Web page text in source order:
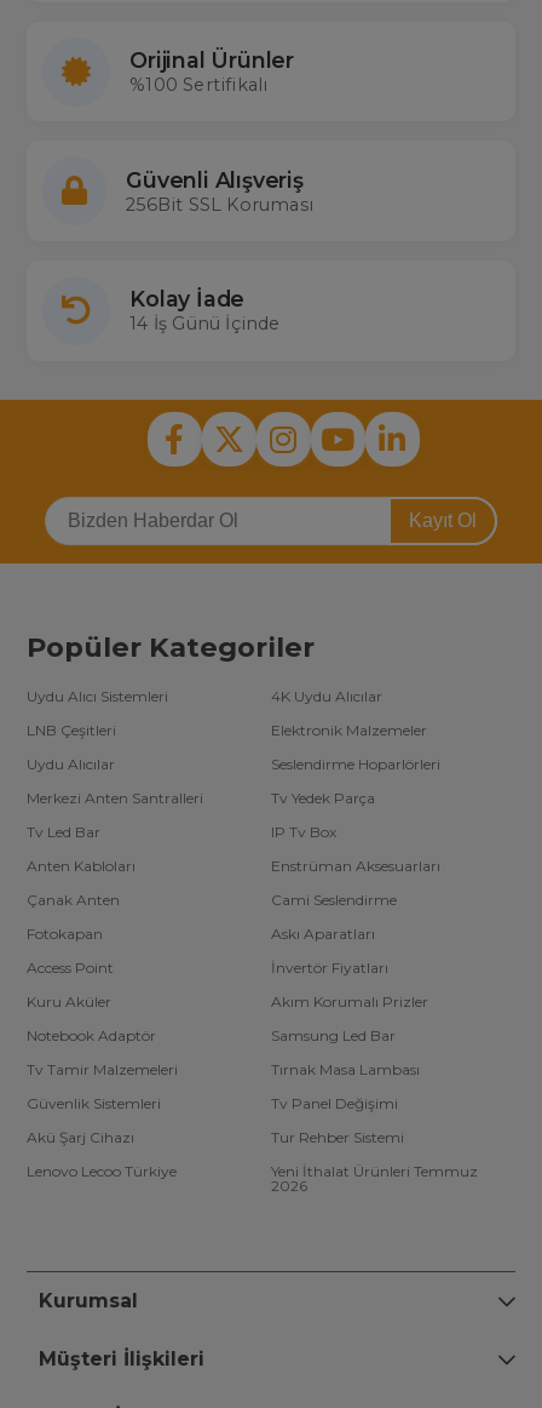
Orijinal Ürünler
%100 Sertifikalı
Güvenli Alışveriş
256Bit SSL Koruması
Kolay İade
14 İş Günü İçinde
Kayıt Ol
Popüler Kategoriler
Uydu Alıcı Sistemleri
4K Uydu Alıcılar
LNB Çeşitleri
Elektronik Malzemeler
Uydu Alıcılar
Seslendirme Hoparlörleri
Merkezi Anten Santralleri
Tv Yedek Parça
Tv Led Bar
IP Tv Box
Anten Kabloları
Enstrüman Aksesuarları
Çanak Anten
Cami Seslendirme
Fotokapan
Askı Aparatları
Access Point
İnvertör Fiyatları
Kuru Aküler
Akım Korumalı Prizler
Notebook Adaptör
Samsung Led Bar
Tv Tamir Malzemeleri
Tırnak Masa Lambası
Güvenlik Sistemleri
Tv Panel Değişimi
Akü Şarj Cihazı
Tur Rehber Sistemi
Lenovo Lecoo Türkiye
Yeni İthalat Ürünleri Temmuz
2026
Kurumsal
Müşteri İlişkileri